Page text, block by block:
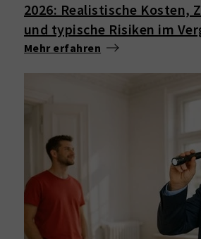
2026: Realistische Kosten,
und typische Risiken im
Mehr erfahren